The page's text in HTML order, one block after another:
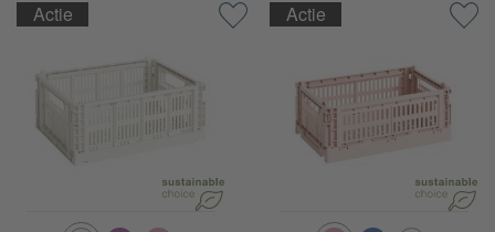
Actie Actie